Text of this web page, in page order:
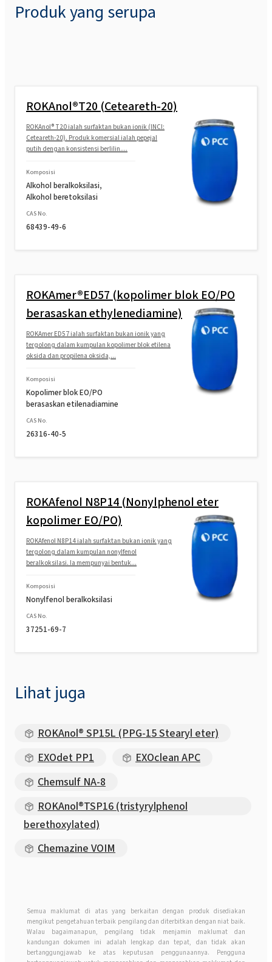
Produk yang serupa
ROKAnol®T20 (Ceteareth-20)
ROKAnol® T20 ialah surfaktan bukan ionik (INCI:
Ceteareth-20). Produk komersial ialah pepejal
putih dengan konsistensi berlilin....
Komposisi
Alkohol beralkoksilasi,
Alkohol beretoksilasi
CAS No.
68439-49-6
ROKAmer®ED57 (kopolimer blok EO/PO
berasaskan ethylenediamine)
ROKAmer ED57 ialah surfaktan bukan ionik yang
tergolong dalam kumpulan kopolimer blok etilena
oksida dan propilena oksida,...
Komposisi
Kopolimer blok EO/PO
berasaskan etilenadiamine
CAS No.
26316-40-5
ROKAfenol N8P14 (Nonylphenol eter
kopolimer EO/PO)
ROKAfenol N8P14 ialah surfaktan bukan ionik yang
tergolong dalam kumpulan nonylfenol
beralkoksilasi. Ia mempunyai bentuk...
Komposisi
Nonylfenol beralkoksilasi
CAS No.
37251-69-7
Lihat juga
ROKAnol® SP15L (PPG-15 Stearyl eter)
EXOdet PP1
EXOclean APC
Chemsulf NA-8
ROKAnol®TSP16 (tristyrylphenol
berethoxylated)
Chemazine VOIM
Semua maklumat di atas yang berkaitan dengan produk disediakan
mengikut pengetahuan terbaik pengilang dan diterbitkan dengan niat baik.
Walau bagaimanapun, pengilang tidak menjamin maklumat dan
kandungan dokumen ini adalah lengkap dan tepat, dan tidak akan
bertanggungjawab ke atas keputusan penggunaannya. Pengguna